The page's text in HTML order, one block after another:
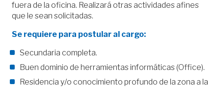
fuera de la oficina. Realizará otras actividades afines
que le sean solicitadas.
Se requiere para postular al cargo:
Secundaria completa.
Buen dominio de herramientas informáticas (Office).
Residencia y/o conocimiento profundo de la zona a la